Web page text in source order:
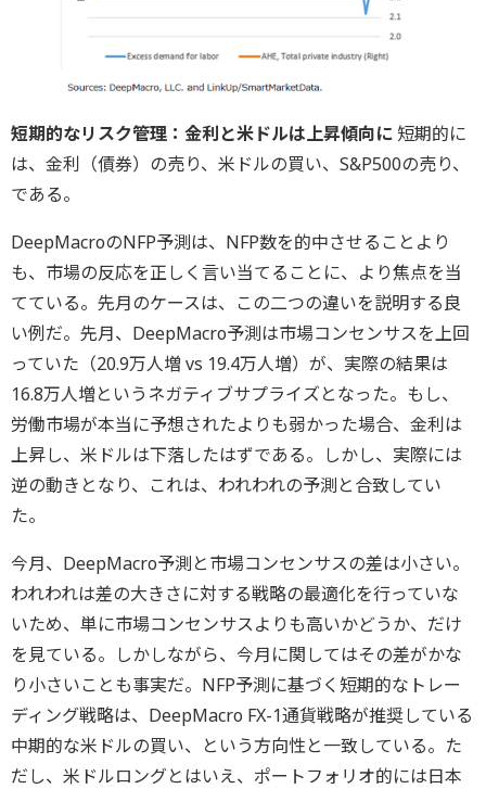
短期的なリスク管理：金利と米ドルは上昇傾向に 短期的に
は、金利（債券）の売り、米ドルの買い、S&P500の売り、
である。
DeepMacroのNFP予測は、NFP数を的中させることより
も、市場の反応を正しく言い当てることに、より焦点を当
てている。先月のケースは、この二つの違いを説明する良
い例だ。先月、DeepMacro予測は市場コンセンサスを上回
っていた（20.9万人増 vs 19.4万人増）が、実際の結果は
16.8万人増というネガティブサプライズとなった。もし、
労働市場が本当に予想されたよりも弱かった場合、金利は
上昇し、米ドルは下落したはずである。しかし、実際には
逆の動きとなり、これは、われわれの予測と合致してい
た。
今月、DeepMacro予測と市場コンセンサスの差は小さい。
われわれは差の大きさに対する戦略の最適化を行っていな
いため、単に市場コンセンサスよりも高いかどうか、だけ
を見ている。しかしながら、今月に関してはその差がかな
り小さいことも事実だ。NFP予測に基づく短期的なトレー
ディング戦略は、DeepMacro FX-1通貨戦略が推奨している
中期的な米ドルの買い、という方向性と一致している。た
だし、米ドルロングとはいえ、ポートフォリオ的には日本